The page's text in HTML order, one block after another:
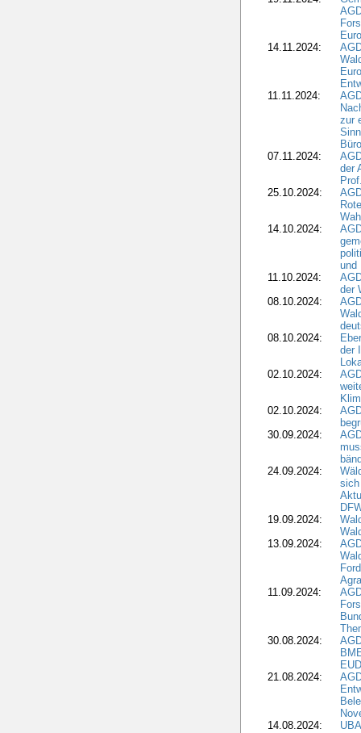
14.11.2024:
11.11.2024:
zur
07.11.2024:
der
25.10.2024:
14.10.2024:
und
11.10.2024:
der
08.10.2024:
08.10.2024:
der
02.10.2024:
02.10.2024:
30.09.2024:
24.09.2024:
sich
19.09.2024:
13.09.2024:
11.09.2024:
30.08.2024:
21.08.2024:
14.08.2024: